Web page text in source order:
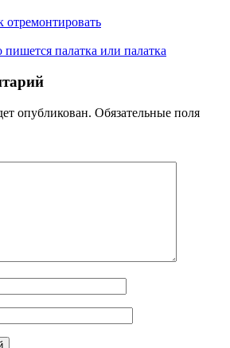
отремонтировать
палатка или палатка
опубликован. Обязательные поля